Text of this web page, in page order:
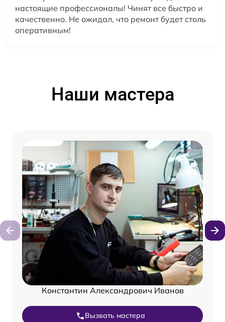
настоящие профессионалы! Чинят все быстро и
качественно. Не ожидал, что ремонт будет столь
оперативным!
Наши мастера
Константин Александрович Иванов
Вызвать мастера